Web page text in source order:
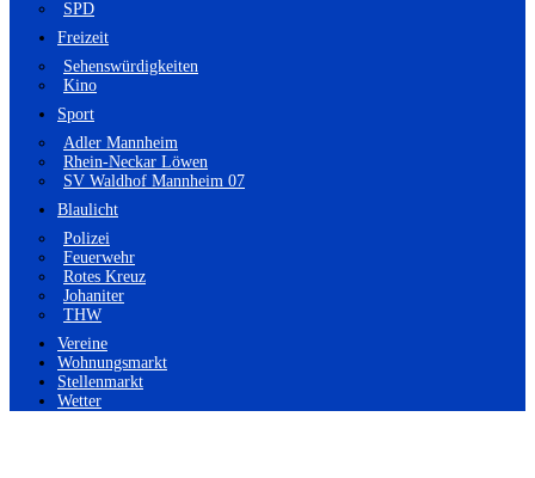
SPD
Freizeit
Sehenswürdigkeiten
Kino
Sport
Adler Mannheim
Rhein-Neckar Löwen
SV Waldhof Mannheim 07
Blaulicht
Polizei
Feuerwehr
Rotes Kreuz
Johaniter
THW
Vereine
Wohnungsmarkt
Stellenmarkt
Wetter